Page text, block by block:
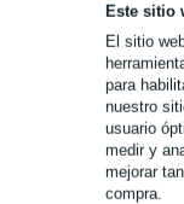
Este sitio
El sitio
para
nuestro
usuario
medir y
mejorar
compra.
Especificaciones
Véase también